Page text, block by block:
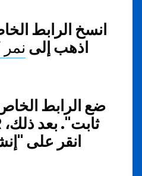
انسخ الرابط
اذهب إلى نمر
انقر على